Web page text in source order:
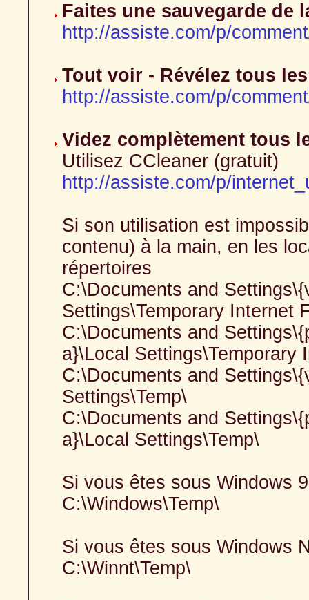
Faites une sauvegarde de
http://assiste.com/p/
Tout voir - Révélez tous
http://assiste.com/p/
Videz complètement tous
Utilisez CCleaner (gratuit)
http://assiste.com/p/
Si son utilisation est
contenu) à la main, en les
répertoires
C:\Documents and
Settings\Temporary Internet
C:\Documents and
a}\Local Settings\Temporary
C:\Documents and
Settings\Temp\
C:\Documents and
a}\Local Settings\Temp\
Si vous êtes sous Windows
C:\Windows\Temp\
Si vous êtes sous Windows
C:\Winnt\Temp\